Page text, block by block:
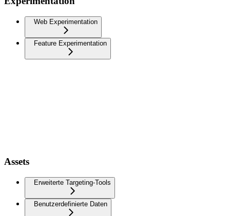
Web Experimentation
Feature Experimentation
Assets
Erweiterte Targeting-Tools
Benutzerdefinierte Daten